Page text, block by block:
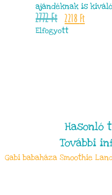
ajándéknak is
2772Ft 2218Ft
Elfogyott
Hasonló
További
Gabi babaháza Smoothie